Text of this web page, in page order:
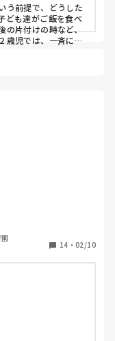
う前提で、どうした
ども達がご飯を食べ
の片付けの時など、
歳児では、一斉にと
ます。
（書類有無など）
め参考までに教えて
14 ・ 02/10